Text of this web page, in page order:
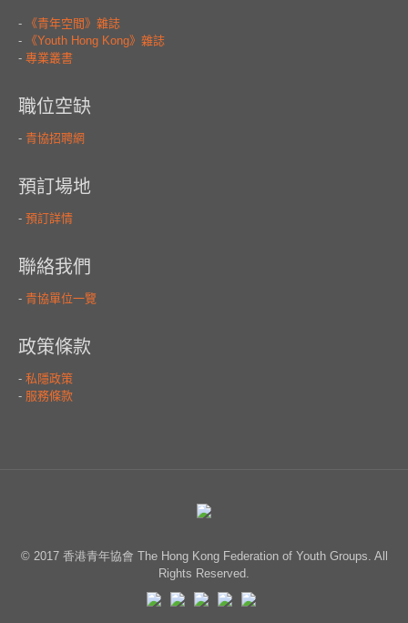
© 2017 香港青年協會 The Hong Kong Federation of Youth Groups. All
Rights Reserved.